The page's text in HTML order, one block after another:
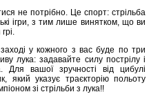
не потрібно. Це спорт: стрільба
ігри, з тим лише винятком, що ви
у кожного з вас буде по три
лука: задавайте силу пострілу і
Для вашої зручності від цибулі
який указує траєкторію польоту
зі стрільби з лука!!